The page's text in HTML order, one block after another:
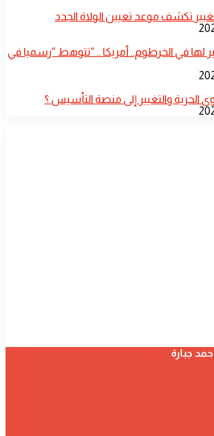
تكشف موعد تعيين الولاة الجدد
لها في الخرطوم.. أمريكا .. “تتوهط “رسميا في
والتغيير إلى منصة التأسيس ؟